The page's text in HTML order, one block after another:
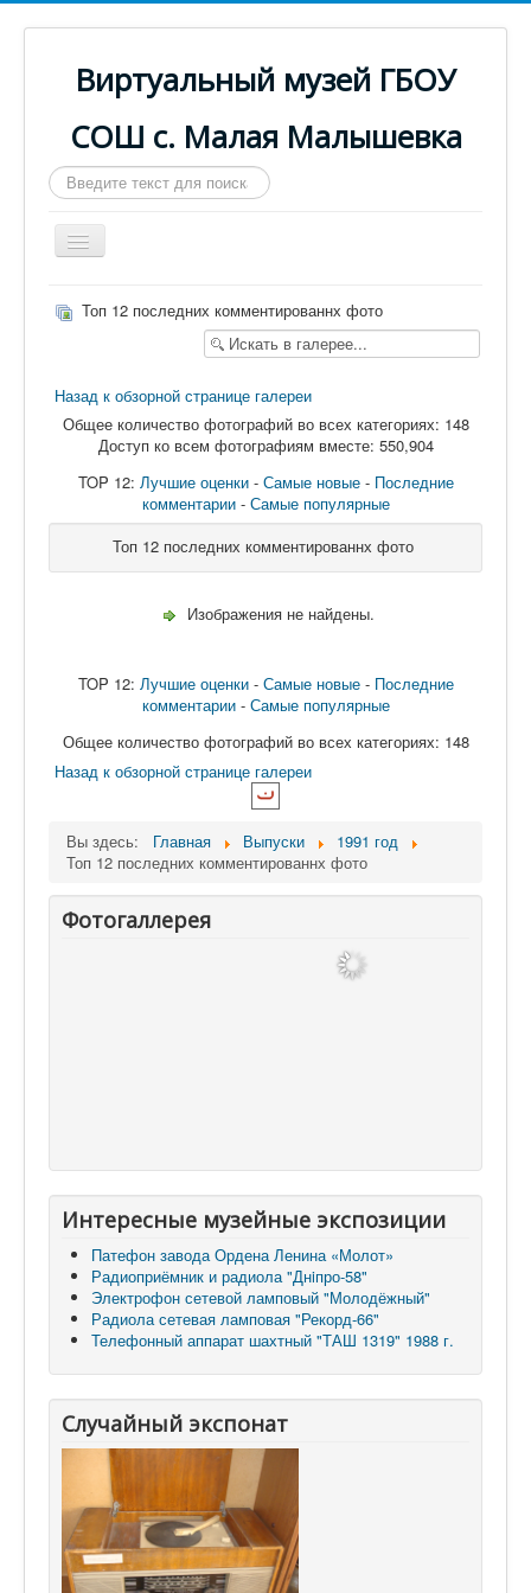
Виртуальный музей ГБОУ
СОШ с. Малая Малышевка
Искать...
Включить/
выключить
Главная
Выпуски
Из истории школы
О виртуальном музее
Знаменитые люди
Топ 12 последних комментированнх фото
Назад к обзорной странице галереи
Общее количество фотографий во всех категориях: 148
Доступ ко всем фотографиям вместе: 550,904
TOP 12: Лучшие оценки- Самые новые- Последние
комментарии- Самые популярные
Топ 12 последних комментированнх фото
Изображения не найдены.
TOP 12: Лучшие оценки- Самые новые- Последние
комментарии- Самые популярные
Общее количество фотографий во всех категориях: 148
Назад к обзорной странице галереи
Вы здесь: Главная Выпуски
1991 год
Топ 12 последних комментированнх фото
Фотогаллерея
Интересные музейные экспозиции
Патефон завода Ордена Ленина «Молот»
Радиоприёмник и радиола "Днiпро-58"
Электрофон сетевой ламповый "Молодёжный"
Радиола сетевая ламповая "Рекорд-66"
Телефонный аппарат шахтный "ТАШ 1319" 1988 г.
Случайный экспонат